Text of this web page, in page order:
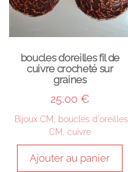
boucles d’oreilles fil de
cuivre crocheté sur
graines
25,00 €
Bijoux CM
boucles d'oreilles
CM cuivre
Ajouter au panier